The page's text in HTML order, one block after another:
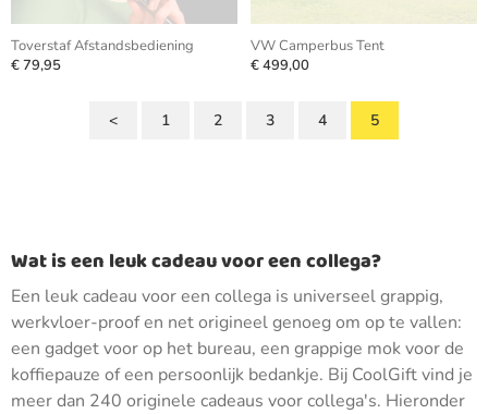
Toverstaf Afstandsbediening
€ 79,95
VW Camperbus Tent
€ 499,00
< 1 2 3 4 5
Wat is een leuk cadeau voor een collega?
Een leuk cadeau voor een collega is universeel grappig,
werkvloer-proof en net origineel genoeg om op te vallen:
een gadget voor op het bureau, een grappige mok voor de
koffiepauze of een persoonlijk bedankje. Bij CoolGift vind je
meer dan 240 originele cadeaus voor collega's. Hieronder